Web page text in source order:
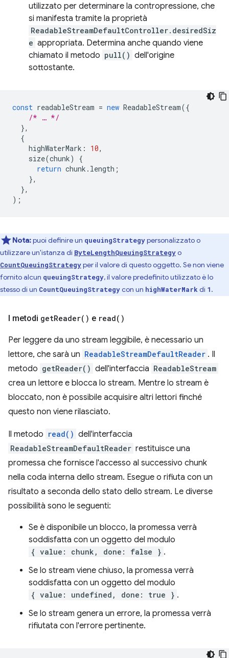
utilizzato per determinare la contropressione, che
si manifesta tramite la proprietà
ReadableStreamDefaultController.desiredSiz
e appropriata. Determina anche quando viene
chiamato il metodo pull() dell'origine
sottostante.
const readableStream = new ReadableStream({
/* … */
},
{
highWaterMark : 10,
size(chunk)
{
return chunk . length ;
},
},
);
Nota:puoi definire un queuingStrategypersonalizzato o
utilizzare un'istanza di ByteLengthQueuingStrategyo
CountQueuingStrategyper il valore di questo oggetto. Se non viene
fornito alcun queuingStrategy, il valore predefinito utilizzato è lo
stesso di un CountQueuingStrategycon un highWaterMarkdi 1.
I metodi getReader( ) e read( )
Per leggere da uno stream leggibile, è necessario un
lettore, che sarà un ReadableStreamDefaultReader . Il
metodo getReader() dell'interfaccia ReadableStream
crea un lettore e blocca lo stream. Mentre lo stream è
bloccato, non è possibile acquisire altri lettori finché
questo non viene rilasciato.
Il metodo read() dell'interfaccia
ReadableStreamDefaultReader restituisce una
promessa che fornisce l'accesso al successivo chunk
nella coda interna dello stream. Esegue o rifiuta con un
risultato a seconda dello stato dello stream. Le diverse
possibilità sono le seguenti:
Se è disponibile un blocco, la promessa verrà
soddisfatta con un oggetto del modulo
{ value: chunk, done: false } .
Se lo stream viene chiuso, la promessa verrà
soddisfatta con un oggetto del modulo
{ value: undefined, done: true } .
Se lo stream genera un errore, la promessa verrà
rifiutata con l'errore pertinente.